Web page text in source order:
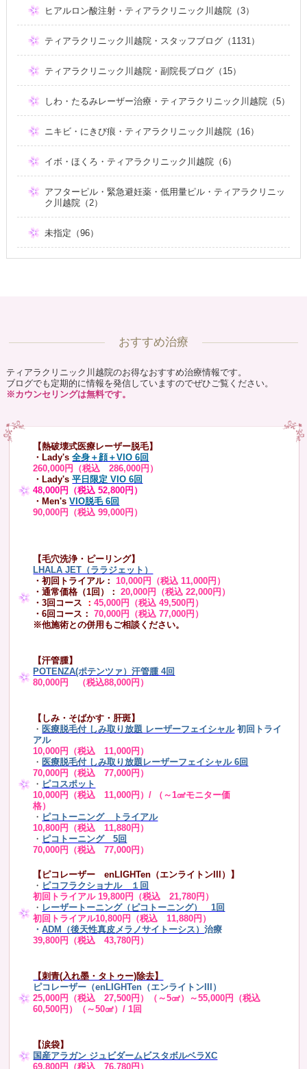
ヒアルロン酸注射・ティアラクリニック川越院（3）
ティアラクリニック川越院・スタッフブログ（1131）
ティアラクリニック川越院・副院長ブログ（15）
しわ・たるみレーザー治療・ティアラクリニック川越院（5）
ニキビ・にきび痕・ティアラクリニック川越院（16）
イボ・ほくろ・ティアラクリニック川越院（6）
アフターピル・緊急避妊薬・低用量ピル・ティアラクリニッ
ク川越院（2）
未指定（96）
おすすめ治療
ティアラクリニック川越院のお得なおすすめ治療情報です。
ブログでも定期的に情報を発信していますのでぜひご覧ください。
※カウンセリングは無料です。
【熱破壊式医療レーザー脱毛】
・Lady's 全身＋顔＋VIO 6回
260,000円（税込 286,000円）
・Lady's平日限定 VIO 6回
48,000円（税込 52,800円）
・Men's VIO脱毛 6回
90,000円（税込 99,000円）
【毛穴洗浄・ピーリング】
LHALA JET（ララジェット）
・初回トライアル：10,000円（税込 11,000円）
・通常価格（1回）：
20,000円（税込 22,000円）
・3回コース ：45,000円（税込 49,500円）
・6回コース：
70,000円（税込 77,000円）
※他施術との併用もご相談ください。
【汗管腫】
POTENZA(ポテンツァ）汗管腫 4回
80,000円 （税込88,000円）
【しみ・そばかす・肝斑】
・ 医療脱毛付 しみ取り放題 レーザーフェイシャル 初回トライ
アル
10,000円（税込 11,000円）
・ 医療脱毛付 しみ取り放題レーザーフェイシャル 6回
70,000円（税込 77,000円）
・ ピコスポット
10,000円（税込 11,000円）/ （～1㎠モニター価
格）
・ ピコトーニング トライアル
10,800円（税込 11,880円）
・ ピコトーニング 5回
70,000円（税込 77,000円）
【ピコレーザー enLIGHTen（エンライトンIII）】
・ ピコフラクショナル １回
初回トライアル 19,800円（税込 21,780円）
・ レーザートーニング（ピコトーニング） 1回
初回トライアル10,800円（税込 11,880円）
・ADM（後天性真皮メラノサイトーシス）治療
39,800円（税込 43,780円）
【刺青(入れ墨・タトゥー)除去】
ピコレーザー（enLIGHTen（エンライトンIII）
25,000円（税込 27,500円）（～5㎠）～55,000円（税込
60,500円）（～50㎠）/ 1回
【涙袋】
国産アラガン ジュビダームビスタボルベラXC
69,800円（税込 76,780円）